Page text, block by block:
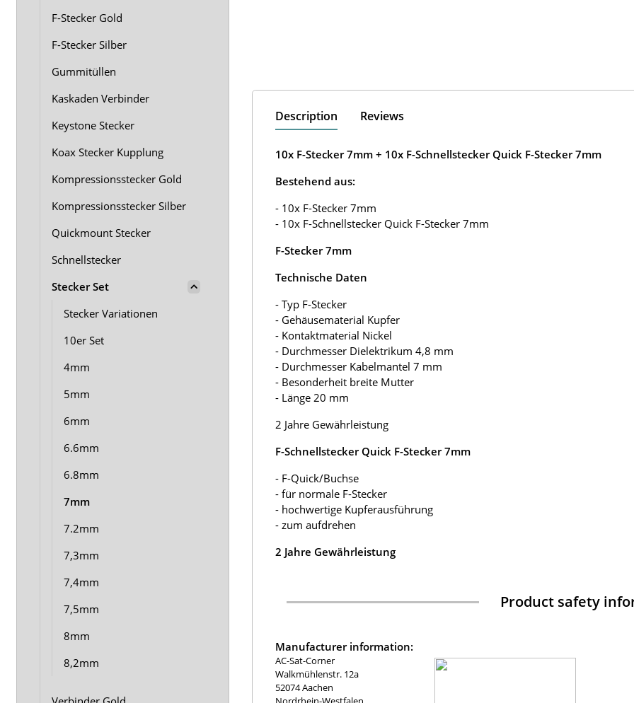
Description Reviews
10x F-Stecker 7mm + 10x F-Schnellstecker Quick F-Stecker 7mm
Bestehend aus:
- 10x F-Stecker 7mm
- 10x F-Schnellstecker Quick F-Stecker 7mm
F-Stecker 7mm
Technische Daten
- Typ F-Stecker
- Gehäusematerial Kupfer
- Kontaktmaterial Nickel
- Durchmesser Dielektrikum 4,8 mm
- Durchmesser Kabelmantel 7 mm
- Besonderheit breite Mutter
- Länge 20 mm
2 Jahre Gewährleistung
F-Schnellstecker Quick F-Stecker 7mm
- F-Quick/Buchse
- für normale F-Stecker
- hochwertige Kupferausführung
- zum aufdrehen
2 Jahre Gewährleistung
Product safety
Manufacturer information:
AC-Sat-Corner
Walkmühlenstr. 12a
52074 Aachen
F-Stecker Gold
F-Stecker Silber
Gummitüllen
Kaskaden Verbinder
Keystone Stecker
Koax Stecker Kupplung
Kompressionsstecker Gold
Kompressionsstecker Silber
Quickmount Stecker
Schnellstecker
Stecker Set
Stecker Variationen
10er Set
4mm
5mm
6mm
6.6mm
6.8mm
7mm
7.2mm
7,3mm
7,4mm
7,5mm
8mm
8,2mm